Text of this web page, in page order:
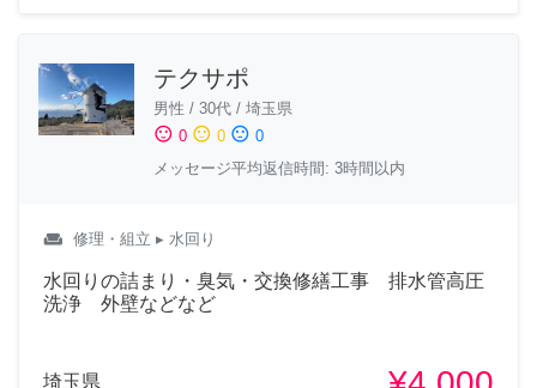
テクサポ
男性 / 30代 / 埼玉県
sentiment_satisfied 0 sentiment_neutral 0 sentiment_dissatisfied 0
メッセージ平均返信時間: 3時間以内
weekend 修理・組立 ▸ 水回り
水回りの詰まり・臭気・交換修繕工事 排水管高圧
洗浄 外壁などなど
埼玉県